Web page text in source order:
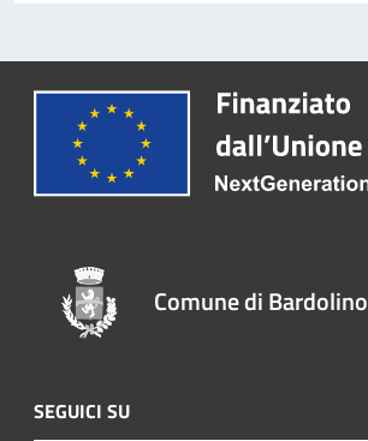
Comune di Bardolino
SEGUICI SU